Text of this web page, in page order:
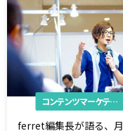
コンテンツマーケティング
ferret編集長が語る、月